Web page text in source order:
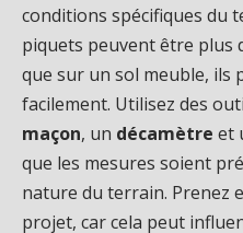
conditions spécifiques du
piquets peuvent être plus
que sur un sol meuble, ils
facilement. Utilisez des
maçon, un décamètre et
que les mesures soient
nature du terrain. Prenez
projet, car cela peut